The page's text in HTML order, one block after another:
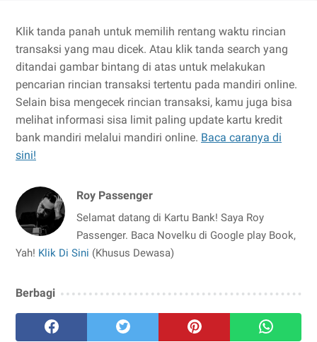
Klik tanda panah untuk memilih rentang waktu rincian
transaksi yang mau dicek. Atau klik tanda search yang
ditandai gambar bintang di atas untuk melakukan
pencarian rincian transaksi tertentu pada mandiri online.
Selain bisa mengecek rincian transaksi, kamu juga bisa
melihat informasi sisa limit paling update kartu kredit
bank mandiri melalui mandiri online. Baca caranya di
sini!
Roy Passenger
Selamat datang di Kartu Bank! Saya Roy
Passenger. Baca Novelku di Google play Book,
Yah! Klik Di Sini (Khusus Dewasa)
Berbagi